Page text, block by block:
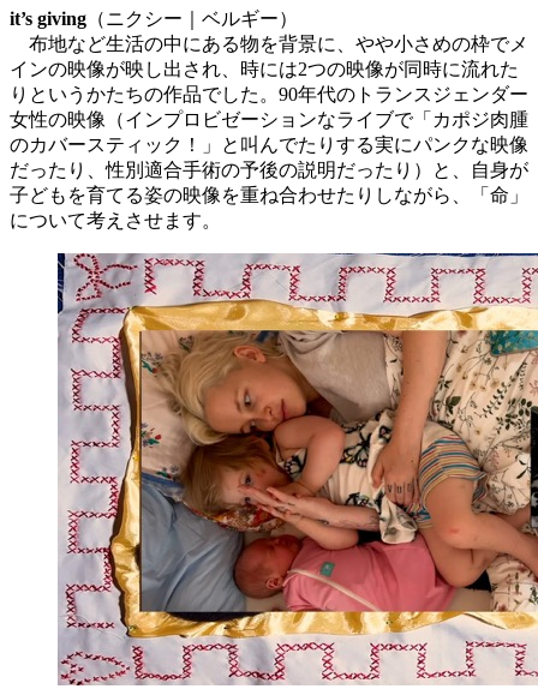
it’s giving （ニクシー｜ベルギー）
布地など生活の中にある物を背景に、やや小さめの枠でメ
インの映像が映し出され、時には2つの映像が同時に流れた
りというかたちの作品でした。90年代のトランスジェンダー
女性の映像（インプロビゼーションなライブで「カポジ肉腫
のカバースティック！」と叫んでたりする実にパンクな映像
だったり、性別適合手術の予後の説明だったり）と、自身が
子どもを育てる姿の映像を重ね合わせたりしながら、「命」
について考えさせます。